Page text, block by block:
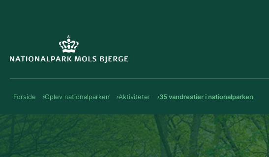
Forside Oplev nationalparken Aktiviteter 35 vandrestier i nationalparken